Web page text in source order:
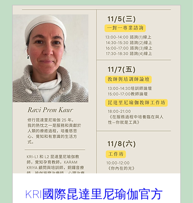
KRI國際昆達里尼瑜伽官方